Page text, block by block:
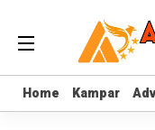
Home Kampar
Home Kampar